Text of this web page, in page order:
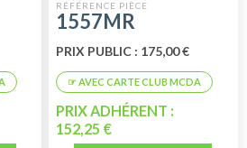
1557MR
PRIX PUBLIC : 175,00 €
PRIX ADHÉRENT :
152,25 €